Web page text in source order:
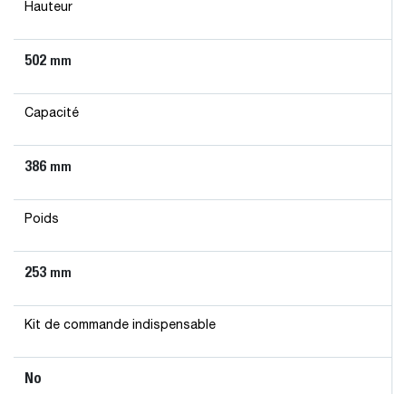
Hauteur
502 mm
Capacité
386 mm
Poids
253 mm
Kit de commande indispensable
No